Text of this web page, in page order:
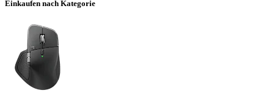
Einkaufen nach Kategorie